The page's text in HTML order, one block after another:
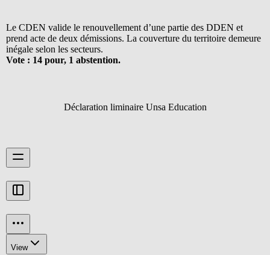
Le CDEN valide le renouvellement d’une partie des DDEN et
prend acte de deux démissions. La couverture du territoire demeure
inégale selon les secteurs.
Vote : 14 pour, 1 abstention.
Déclaration liminaire Unsa Education